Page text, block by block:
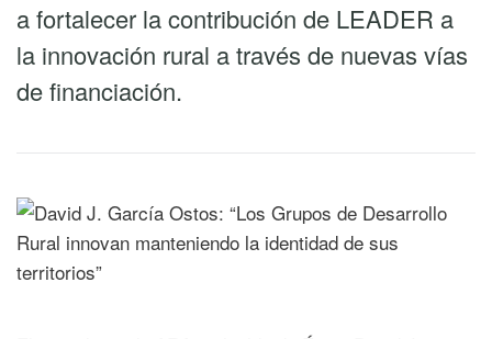
a fortalecer la contribución de LEADER a
la innovación rural a través de nuevas vías
de financiación.